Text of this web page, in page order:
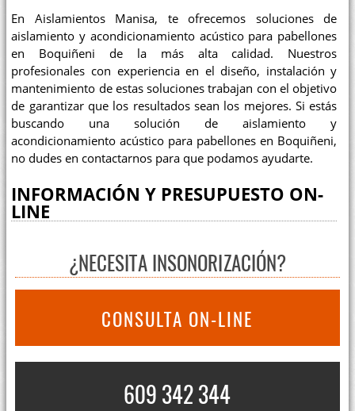
En Aislamientos Manisa, te ofrecemos soluciones de
aislamiento y acondicionamiento acústico para pabellones
en Boquiñeni de la más alta calidad. Nuestros
profesionales con experiencia en el diseño, instalación y
mantenimiento de estas soluciones trabajan con el objetivo
de garantizar que los resultados sean los mejores. Si estás
buscando una solución de aislamiento y
acondicionamiento acústico para pabellones en Boquiñeni,
no dudes en contactarnos para que podamos ayudarte.
INFORMACIÓN Y PRESUPUESTO ON-
LINE
¿NECESITA INSONORIZACIÓN?
CONSULTA ON-LINE
609 342 344